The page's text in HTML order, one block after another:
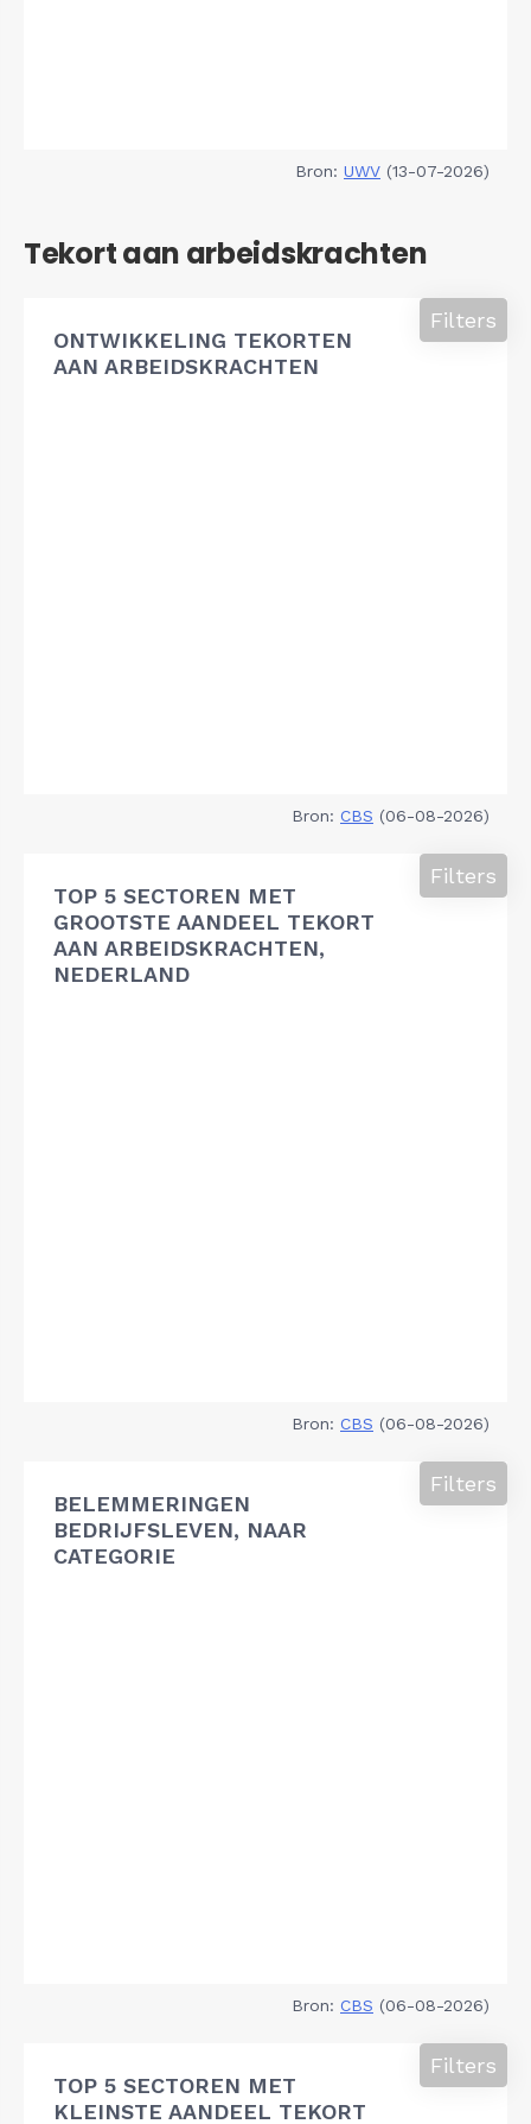
Bron: UWV (13-07-2026)
Tekort aan arbeidskrachten
ONTWIKKELING TEKORTEN
AAN ARBEIDSKRACHTEN
Filters
Bron: CBS (06-08-2026)
TOP 5 SECTOREN MET
GROOTSTE AANDEEL TEKORT
AAN ARBEIDSKRACHTEN,
NEDERLAND
Filters
Bron: CBS (06-08-2026)
BELEMMERINGEN
BEDRIJFSLEVEN, NAAR
CATEGORIE
Filters
Bron: CBS (06-08-2026)
TOP 5 SECTOREN MET
KLEINSTE AANDEEL TEKORT
Filters